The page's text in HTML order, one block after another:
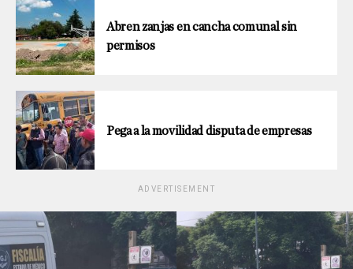
Abren zanjas en cancha comunal sin
permisos
Pega a la movilidad disputa de empresas
ADVERTISEMENT